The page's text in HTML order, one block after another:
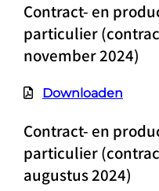
Contract- en
particulier
november 2024)
Downloaden
Contract- en
particulier
augustus 2024)